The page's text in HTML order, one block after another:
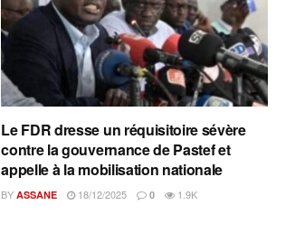
Le FDR dresse un réquisitoire sévère
contre la gouvernance de Pastef et
appelle à la mobilisation nationale
BY ASSANE 18/12/2025 0 1.9K